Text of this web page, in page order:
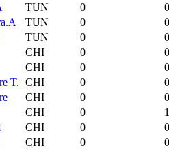
TUN 0
0
TUN 0
0
TUN 0
0
CHI 0
0
CHI 0
0
T. CHI 0
0
CHI 0
0
CHI 0
1
CHI 0
0
CHI 0
0